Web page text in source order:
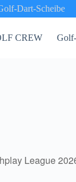
Dart-Scheibe
CREW